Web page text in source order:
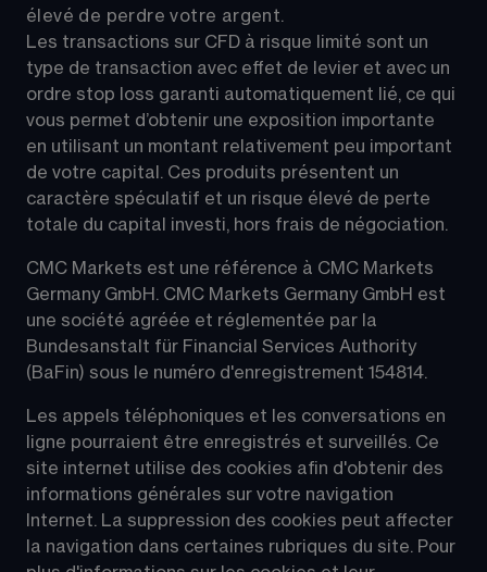
élevé de perdre votre argent.
Les transactions sur CFD à risque limité sont un
type de transaction avec effet de levier et avec un
ordre stop loss garanti automatiquement lié, ce qui
vous permet d’obtenir une exposition importante
en utilisant un montant relativement peu important
de votre capital. Ces produits présentent un
caractère spéculatif et un risque élevé de perte
totale du capital investi, hors frais de négociation.
CMC Markets est une référence à CMC Markets
Germany GmbH. CMC Markets Germany GmbH est
une société agréée et réglementée par la
Bundesanstalt für Financial Services Authority
(BaFin) sous le numéro d'enregistrement 154814.
Les appels téléphoniques et les conversations en
ligne pourraient être enregistrés et surveillés. Ce
site internet utilise des cookies afin d'obtenir des
informations générales sur votre navigation
Internet. La suppression des cookies peut affecter
la navigation dans certaines rubriques du site. Pour